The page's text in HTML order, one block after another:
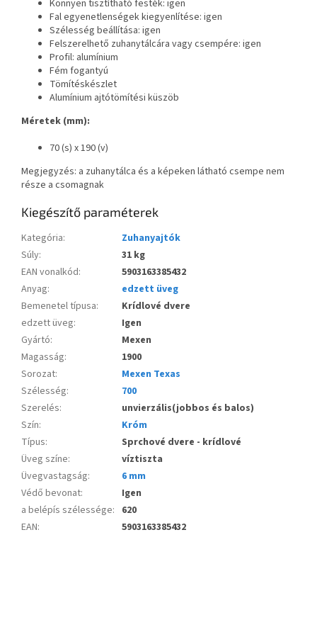
Könnyen tisztítható festék: igen
Fal egyenetlenségek kiegyenlítése: igen
Szélesség beállítása: igen
Felszerelhető zuhanytálcára vagy csempére: igen
Profil: alumínium
Fém fogantyú
Tömítéskészlet
Alumínium ajtótömítési küszöb
Méretek (mm):
70 (s) x 190 (v)
Megjegyzés: a zuhanytálca és a képeken látható csempe nem
része a csomagnak
Kiegészítő paraméterek
Kategória:
Zuhanyajtók
Súly:
31 kg
EAN vonalkód:
5903163385432
Anyag:
edzett üveg
Bemenetel típusa:
Krídlové dvere
edzett üveg:
Igen
Gyártó:
Mexen
Magasság:
1900
Sorozat:
Mexen Texas
Szélesség:
700
Szerelés:
unvierzális(jobbos és balos)
Szín:
Króm
Típus:
Sprchové dvere - krídlové
Üveg színe:
víztiszta
Üvegvastagság:
6 mm
Védő bevonat:
Igen
a belépís szélessége: 620
EAN: 5903163385432